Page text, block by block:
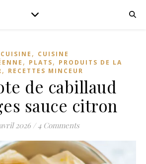
CUISINE , CUISINE
, PLATS, PRODUITS DE LA
, RECETTES MINCEUR
de cabillaud
sauce citron
2026 / 4 Comments